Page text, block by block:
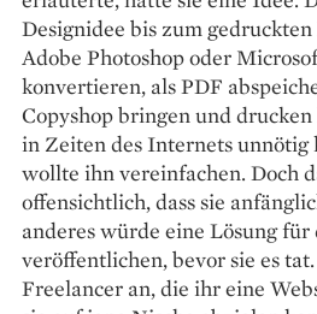
Designidee bis zum
Adobe Photoshop oder
konvertieren, als PDF
Copyshop bringen und
in Zeiten des Internets
wollte ihn vereinfachen. Doch
offensichtlich, dass sie
anderes würde eine Lösung für
veröffent­lichen, bevor sie es
Freelancer an, die ihr eine